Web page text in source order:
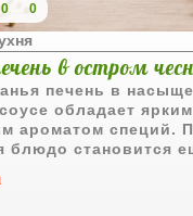
0 0
в остром
печень в
обладает
ароматом специй.
блюдо становится
и отлично